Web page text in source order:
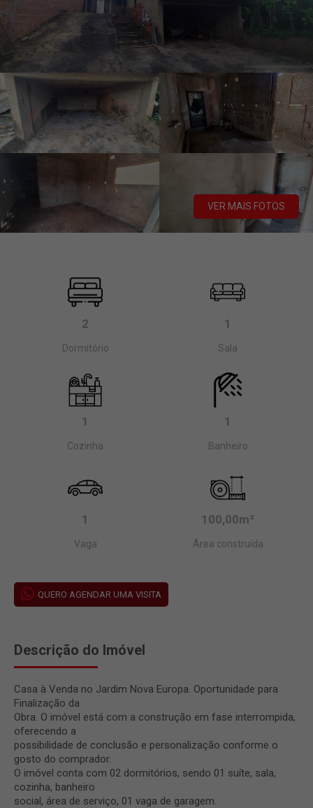
VER MAIS FOTOS
2
Dormitório
1
Sala
1
Cozinha
1
Banheiro
1
Vaga
100,00m²
Área construída
QUERO AGENDAR UMA VISITA
Descrição do Imóvel
Casa à Venda no Jardim Nova Europa. Oportunidade para
Finalização da
Obra. O imóvel está com a construção em fase interrompida,
oferecendo a
possibilidade de conclusão e personalização conforme o
gosto do comprador.
O imóvel conta com 02 dormitórios, sendo 01 suíte, sala,
cozinha, banheiro
social, área de serviço, 01 vaga de garagem.